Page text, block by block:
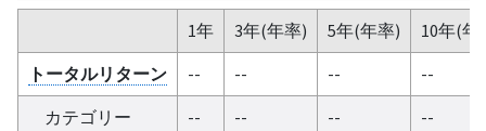
1年 3年(年率) 5年(年率)
10年(年
トータルリターン
-- -- --
--
カテゴリー
-- -- --
--